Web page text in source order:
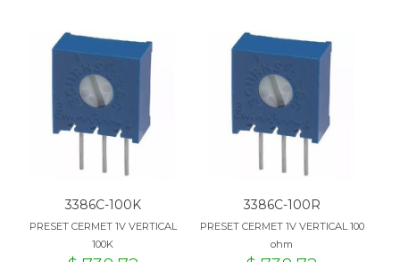
3386C-100K
PRESET CERMET 1V VERTICAL
100K
3386C-100R
PRESET CERMET 1V VERTICAL 100
ohm